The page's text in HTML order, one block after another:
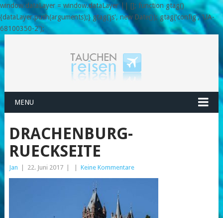
window.dataLayer = window.dataLayer || []; function gtag()
{dataLayer.push(arguments);} gtag('js', new Date()); gtag('config', 'UA-
68100350-2');
MENU
DRACHENBURG-
RUECKSEITE
Jan 22. Juni 2017 Keine Kommentare